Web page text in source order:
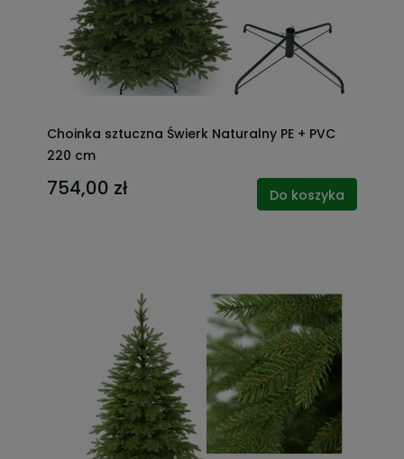
Choinka sztuczna Świerk Naturalny PE + PVC
220 cm
754,00 zł Do koszyka